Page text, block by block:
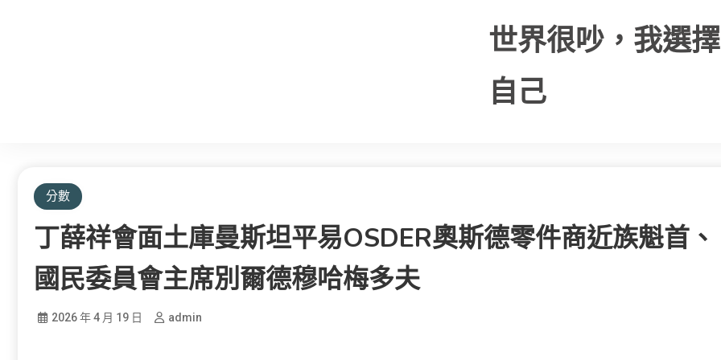
世界很吵，我選
自己
分數
丁薛祥會面土庫曼斯坦平易OSDER奧斯德零件商近族魁首、
國民委員會主席別爾德穆哈梅多夫
2026 年 4 月 19 日 admin